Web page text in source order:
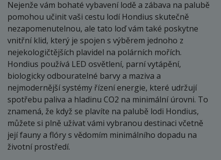
Nejenže vám bohaté vybavení lodě a zábava na palubě
pomohou učinit vaši cestu lodí Hondius skutečně
nezapomenutelnou, ale tato loď vám také poskytne
vnitřní klid, který je spojen s výběrem jednoho z
nejekologičtějších plavidel na polárních mořích.
Hondius používá LED osvětlení, parní vytápění,
biologicky odbouratelné barvy a maziva a
nejmodernější systémy řízení energie, které udržují
spotřebu paliva a hladinu CO2 na minimální úrovni. To
znamená, že když se plavíte na palubě lodi Hondius,
můžete si plně užívat vámi vybranou destinaci včetně
její fauny a flóry s vědomím minimálního dopadu na
životní prostředí.